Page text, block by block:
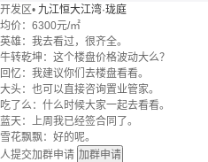
开发区• 九江恒大江湾·珑庭
均价： 6300元/㎡
英雄：我去看过，很齐全。
牛转乾坤：这个楼盘价格波动大么？
回忆：我建议你们去楼盘看看。
大头：也可以直接咨询置业管家。
吃了么：什么时候大家一起去看看。
蓝天：上周我已经签合同了。
雪花飘飘：好的呢。
人提交加群申请 加群申请